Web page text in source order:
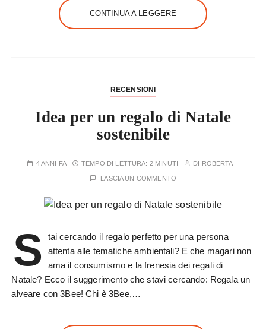
CONTINUA A LEGGERE
RECENSIONI
Idea per un regalo di Natale
sostenibile
4 ANNI FA TEMPO DI LETTURA: 2 MINUTI DI ROBERTA
LASCIA UN COMMENTO
S
tai cercando il regalo perfetto per una persona
attenta alle tematiche ambientali? E che magari non
ama il consumismo e la frenesia dei regali di
Natale? Ecco il suggerimento che stavi cercando: Regala un
alveare con 3Bee! Chi è 3Bee,…